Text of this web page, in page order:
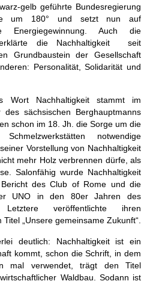
gelb geführte Bundesregierung
um 180° und setzt nun auf
Energiegewinnung. Auch die
erklärte die Nachhaltigkeit seit
Grundbaustein der Gesellschaft
Personalität, Solidarität und
Wort Nachhaltigkeit stammt im
sächsischen Berghauptmanns
schon im 18. Jh. die Sorge um die
notwendige
Vorstellung von Nachhaltigkeit
mehr Holz verbrennen dürfe, als
Salonfähig wurde Nachhaltigkeit
des Club of Rome und die
UNO in den 80er Jahren des
veröffentlichte ihren
„Unsere gemeinsame Zukunft“.
deutlich: Nachhaltigkeit ist ein
kommt, schon die Schrift, in dem
mal verwendet, trägt den Titel
Waldbau. Sodann ist